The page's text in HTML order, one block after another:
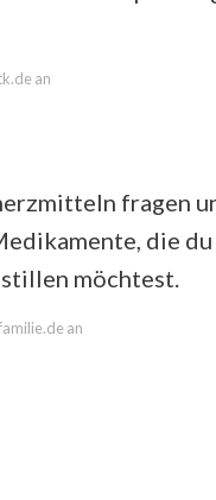
an
fragen
die du
stillen möchtest.
an